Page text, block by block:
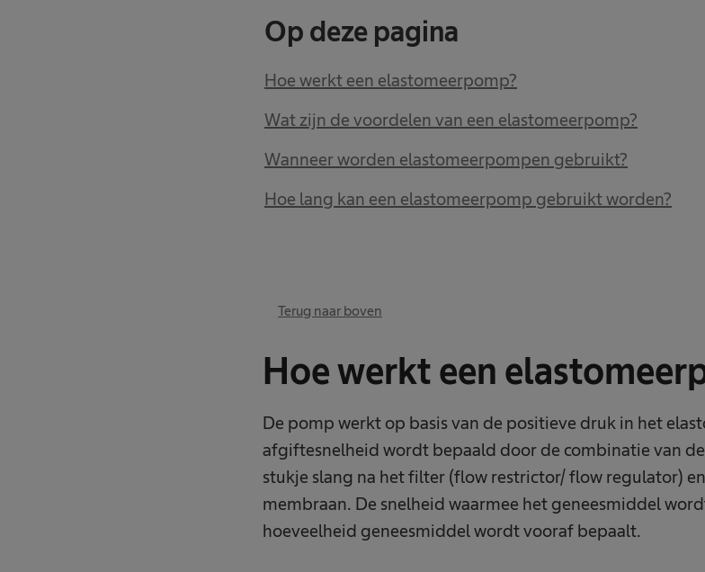
Op deze pagina
Hoe werkt een elastomeerpomp?
Wat zijn de voordelen van een elastomeerpomp?
Wanneer worden elastomeerpompen gebruikt?
Hoe lang kan een elastomeerpomp gebruikt worden?
Terug naar boven
Hoe werkt een
De pomp werkt op basis van de positieve druk in het
afgiftesnelheid wordt bepaald door de combinatie van
stukje slang na het filter (flow restrictor/ flow regulator)
membraan. De snelheid waarmee het geneesmiddel
hoeveelheid geneesmiddel wordt vooraf bepaalt.